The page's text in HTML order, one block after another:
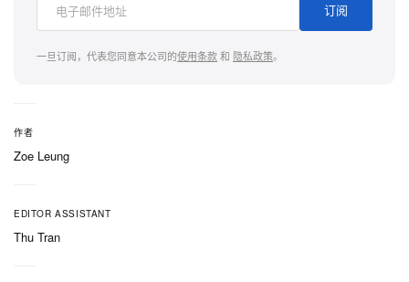
订阅
一旦订阅，代表您同意本公司的使用条款和 隐私政策。
作者
Zoe Leung
EDITOR ASSISTANT
Thu Tran